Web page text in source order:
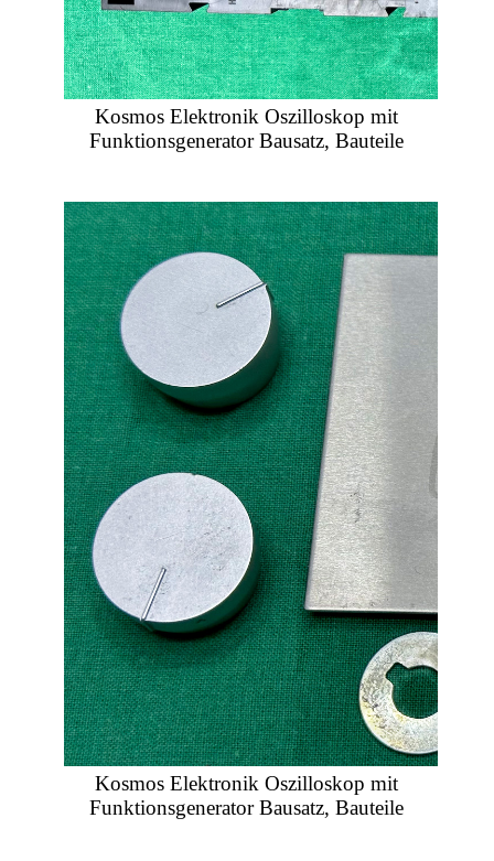
Kosmos Elektronik Oszilloskop mit
Funktionsgenerator Bausatz, Bauteile
Kosmos Elektronik Oszilloskop mit
Funktionsgenerator Bausatz, Bauteile